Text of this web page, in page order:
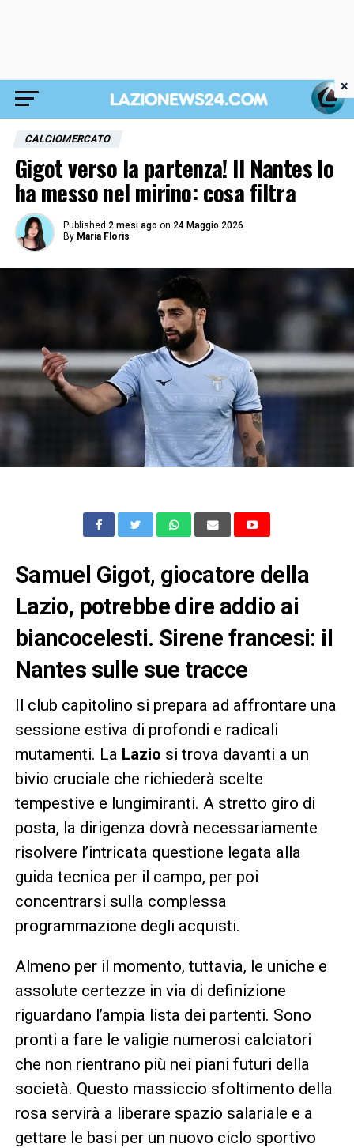
CALCIOMERCATO
Gigot verso la partenza! Il Nantes lo
ha messo nel mirino: cosa filtra
Published 2 mesi ago on 24 Maggio 2026
By Maria Floris
Samuel Gigot, giocatore della
Lazio, potrebbe dire addio ai
biancocelesti. Sirene francesi: il
Nantes sulle sue tracce
Il club capitolino si prepara ad affrontare una
sessione estiva di profondi e radicali
mutamenti. La Lazio si trova davanti a un
bivio cruciale che richiederà scelte
tempestive e lungimiranti. A stretto giro di
posta, la dirigenza dovrà necessariamente
risolvere l’intricata questione legata alla
guida tecnica per il campo, per poi
concentrarsi sulla complessa
programmazione degli acquisti.
Almeno per il momento, tuttavia, le uniche e
assolute certezze in via di definizione
riguardano l’ampia lista dei partenti. Sono
pronti a fare le valigie numerosi calciatori
che non rientrano più nei piani futuri della
società. Questo massiccio sfoltimento della
rosa servirà a liberare spazio salariale e a
gettare le basi per un nuovo ciclo sportivo
×